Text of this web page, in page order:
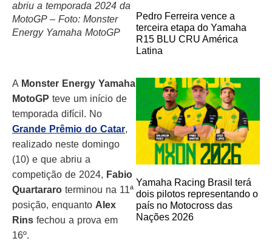
abriu a temporada 2024 da
MotoGP – Foto: Monster
Energy Yamaha MotoGP
A Monster Energy Yamaha
MotoGP teve um início de
temporada difícil. No
Grande Prêmio do Catar,
realizado neste domingo
(10) e que abriu a
competição de 2024, Fabio
Quartararo terminou na 11ª
posição, enquanto Alex
Rins fechou a prova em
16º.
Pedro Ferreira vence a
terceira etapa do Yamaha
R15 BLU CRU América
Latina
Yamaha Racing Brasil terá
dois pilotos representando o
país no Motocross das
Nações 2026